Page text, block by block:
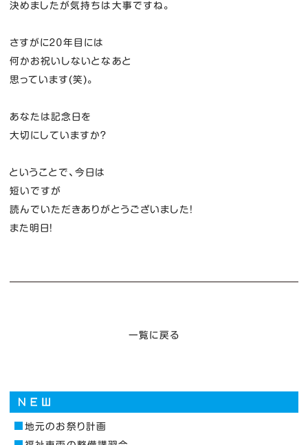
決めましたが気持ちは大事ですね。
さすがに２０年目には
何かお祝いしないとなあと
思っています(笑)。
あなたは記念日を
大切にしていますか？
ということで、今日は
短いですが
読んでいただきありがとうございました！
また明日！
一覧に戻る
地元のお祭り計画